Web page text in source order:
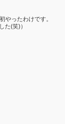
やったわけです。
た(笑)）